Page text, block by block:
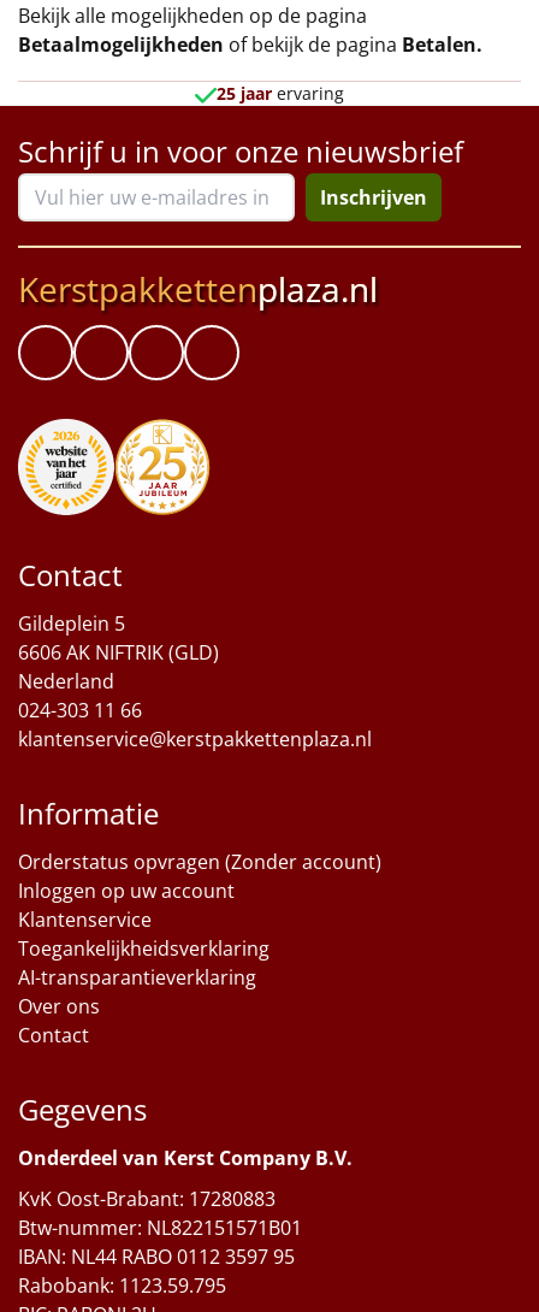
Bekijk alle mogelijkheden op de pagina
Betaalmogelijkheden of bekijk de pagina Betalen.
25 jaar ervaring
Schrijf u in voor onze nieuwsbrief
Inschrijven
Kerstpakkettenplaza.nl
Contact
Gildeplein 5
6606 AK NIFTRIK (GLD)
Nederland
024-303 11 66
klantenservice@kerstpakkettenplaza.nl
Informatie
Orderstatus opvragen (Zonder account)
Inloggen op uw account
Klantenservice
Toegankelijkheidsverklaring
AI-transparantieverklaring
Over ons
Contact
Gegevens
Onderdeel van Kerst Company B.V.
KvK Oost-Brabant: 17280883
Btw-nummer: NL822151571B01
IBAN: NL44 RABO 0112 3597 95
Rabobank: 1123.59.795